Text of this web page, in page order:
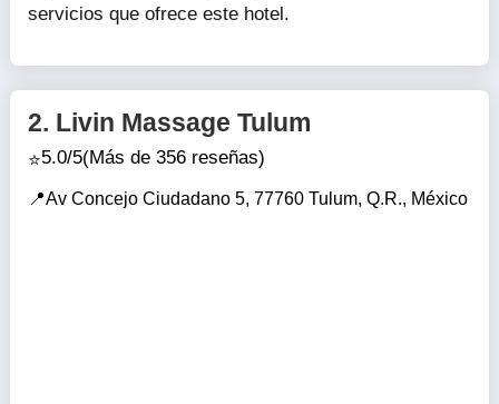
servicios que ofrece este hotel.
2. Livin Massage Tulum
5.0/5(Más de 356 reseñas)
Av Concejo Ciudadano 5, 77760 Tulum, Q.R., México